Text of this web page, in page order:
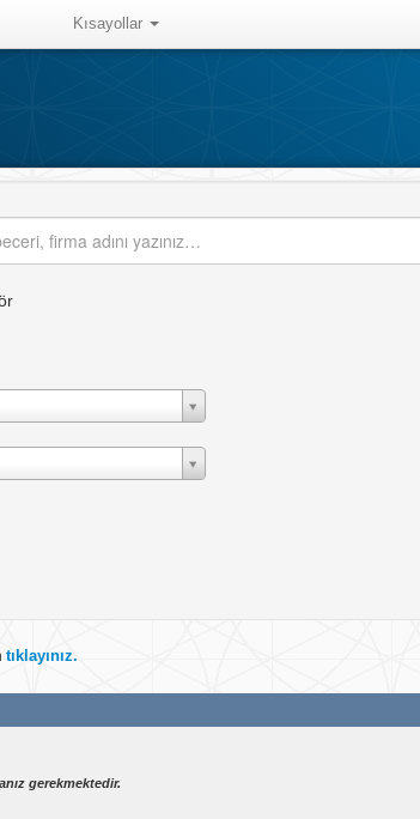
Kısayollar
tıklayınız.
gerekmektedir.